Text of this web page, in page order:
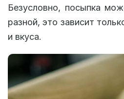
Безусловно, посыпка
разной, это зависит
и вкуса.